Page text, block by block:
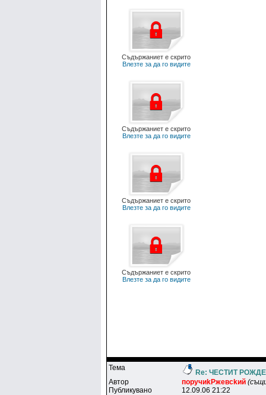
Съдържаниет е скрито
Влезте за да го видите
Съдържаниет е скрито
Влезте за да го видите
Съдържаниет е скрито
Влезте за да го видите
Съдържаниет е скрито
Влезте за да го видите
Тема
Re: ЧЕСТИТ
Автор
пopyчиkPжeвckий
Публикувано
12.09.06 21:22